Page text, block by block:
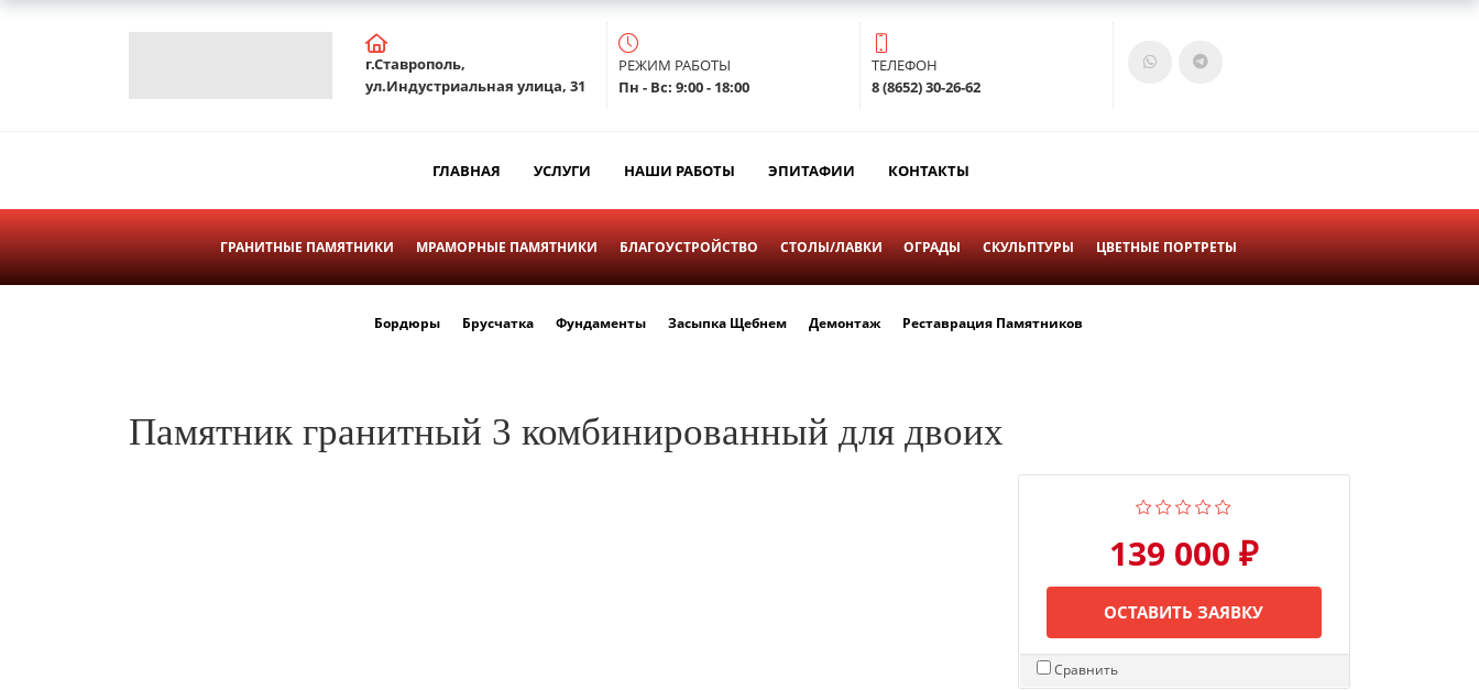
г.Ставрополь,
ул.Индустриальная улица, 31
РЕЖИМ РАБОТЫ
Пн - Вс: 9:00 - 18:00
ТЕЛЕФОН
8 (8652) 30-26-62
ГЛАВНАЯ УСЛУГИ НАШИ РАБОТЫ ЭПИТАФИИ КОНТАКТЫ
ГРАНИТНЫЕ ПАМЯТНИКИ МРАМОРНЫЕ ПАМЯТНИКИ БЛАГОУСТРОЙСТВО СТОЛЫ/ЛАВКИ ОГРАДЫ СКУЛЬПТУРЫ ЦВЕТНЫЕ ПОРТРЕТЫ
Бордюры Брусчатка Фундаменты Засыпка Щебнем Демонтаж Реставрация Памятников
Памятник гранитный 3 комбинированный для двоих
139 000 ₽
ОСТАВИТЬ ЗАЯВКУ
Сравнить